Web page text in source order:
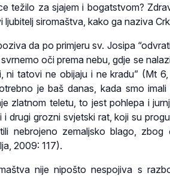
težilo za sjajem i bogatstvom?
ljubitelj siromaštva, kako ga naziva
da po primjeru sv. Josipa
oči prema nebu, gdje se
ni tatovi ne obijaju i ne kradu” (Mt
je baš danas, kada smo
zlatnom teletu, to jest pohlepa i
i drugi grozni svjetski rat, koji su
nebrojeno zemaljsko blago,
2009: 117).
nije nipošto nespojiva s